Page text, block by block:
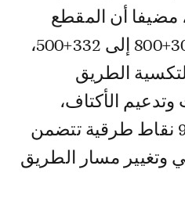
مضيفا أن المقطع
الثاني، والممتد من 305+800 إلى 332+500،
الطريق
الأكتاف،
بالإضافة إلى معالجة 9 نقاط طرقية تتضمن
وتغيير مسار الطريق